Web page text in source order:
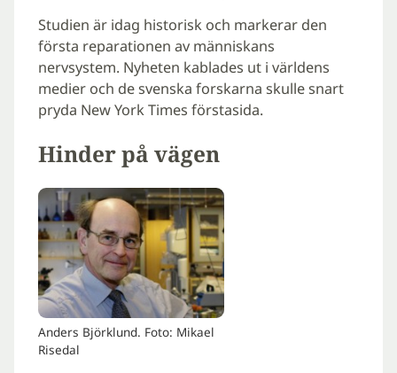
Studien är idag historisk och markerar den
första reparationen av människans
nervsystem. Nyheten kablades ut i världens
medier och de svenska forskarna skulle snart
pryda New York Times förstasida.
Hinder på vägen
Anders Björklund. Foto: Mikael
Risedal